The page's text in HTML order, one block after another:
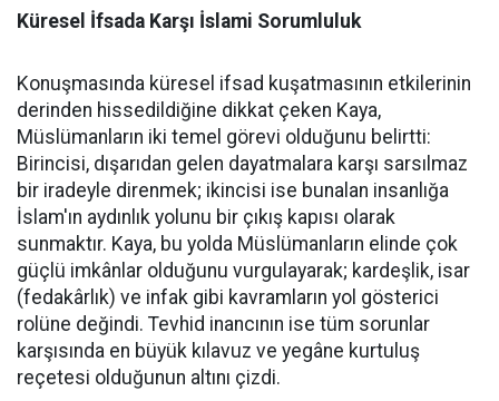
Küresel İfsada Karşı İslami Sorumluluk
Konuşmasında küresel ifsad kuşatmasının etkilerinin
derinden hissedildiğine dikkat çeken Kaya,
Müslümanların iki temel görevi olduğunu belirtti:
Birincisi, dışarıdan gelen dayatmalara karşı sarsılmaz
bir iradeyle direnmek; ikincisi ise bunalan insanlığa
İslam'ın aydınlık yolunu bir çıkış kapısı olarak
sunmaktır. Kaya, bu yolda Müslümanların elinde çok
güçlü imkânlar olduğunu vurgulayarak; kardeşlik, isar
(fedakârlık) ve infak gibi kavramların yol gösterici
rolüne değindi. Tevhid inancının ise tüm sorunlar
karşısında en büyük kılavuz ve yegâne kurtuluş
reçetesi olduğunun altını çizdi.